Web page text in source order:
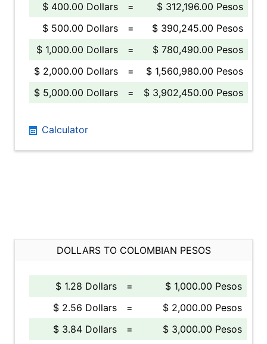
$ 400.00 Dollars
=
$ 312,196.00 Pesos
$ 500.00 Dollars
=
$ 390,245.00 Pesos
$ 1,000.00 Dollars
=
$ 780,490.00 Pesos
$ 2,000.00 Dollars
=
$ 1,560,980.00 Pesos
$ 5,000.00 Dollars
= $ 3,902,450.00 Pesos
Calculator
DOLLARS TO COLOMBIAN PESOS
$ 1.28 Dollars =
$ 1,000.00 Pesos
$ 2.56 Dollars
=
$ 2,000.00 Pesos
$ 3.84 Dollars
=
$ 3,000.00 Pesos